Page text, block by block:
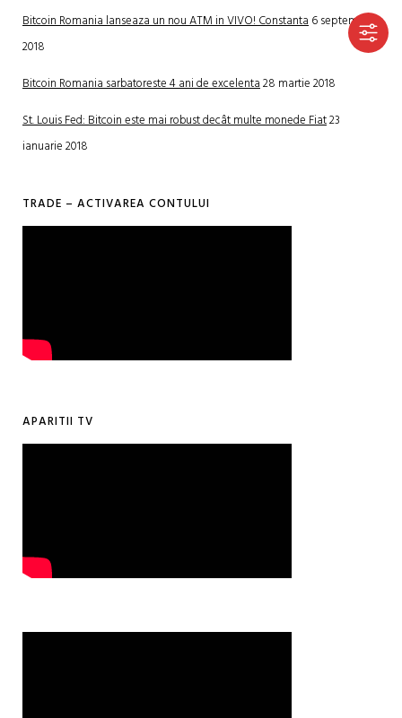
Bitcoin Romania lanseaza un nou ATM in VIVO! Constanta6 septembrie
2018
Bitcoin Romania sarbatoreste 4 ani de excelenta28 martie 2018
St. Louis Fed: Bitcoin este mai robust decât multe monede Fiat23
ianuarie 2018
TRADE – ACTIVAREA CONTULUI
APARITII TV